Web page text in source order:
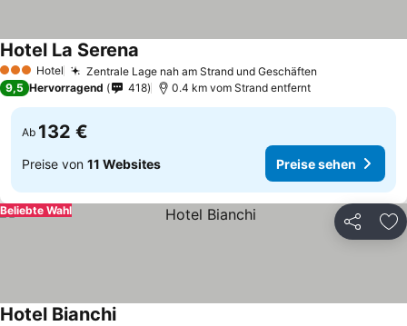
3 SterneHotel Zentrale Lage nah am Strand und Geschäften
Hotel La Serena
9,5 Hervorragend 418 0.4 km vom Strand entfernt
Ab 132 €
Preise von 11 Websites Preise sehen
Teilen
Beliebte Wahl
Hotel Bianchi